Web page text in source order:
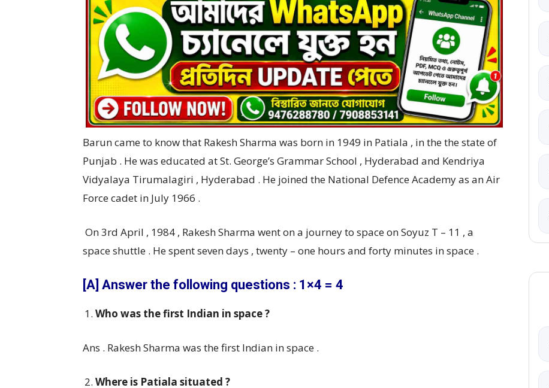
Barun came to know that Rakesh Sharma was born in 1949 in Patiala , in the the state of
Punjab . He was educated at St. George’s Grammar School , Hyderabad and Kendriya
Vidyalaya Tirumalagiri , Hyderabad . He joined the National Defence Academy as an Air
Force cadet in July 1966 .
On 3rd April , 1984 , Rakesh Sharma went on a journey to space on Soyuz T – 11 , a
space shuttle . He spent seven days , twenty – one hours and forty minutes in space .
[A] Answer the following questions : 1×4 = 4
Who was the first Indian in space ?
Ans . Rakesh Sharma was the first Indian in space .
Where is Patiala situated ?